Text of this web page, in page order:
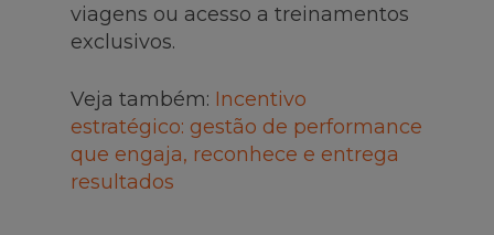
viagens ou acesso a treinamentos
exclusivos.
Veja também: Incentivo
estratégico: gestão de performance
que engaja, reconhece e entrega
resultados